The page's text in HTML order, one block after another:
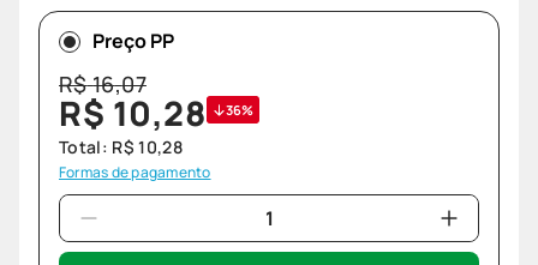
Preço PP
R$16,07
R$ 10,28 36%
Total: R$ 10,28
Formas de pagamento